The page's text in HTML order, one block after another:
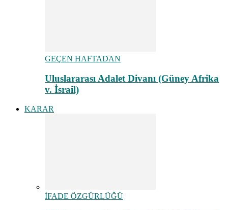
GEÇEN HAFTADAN
Uluslararası Adalet Divanı (Güney Afrika
v. İsrail)
KARAR
İFADE ÖZGÜRLÜĞÜ